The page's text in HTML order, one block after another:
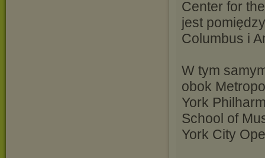
Center for
jest
Columbus i
W tym
obok
York
School of
York City